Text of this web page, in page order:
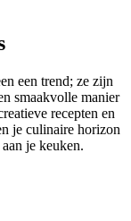
een trend; ze zijn
smaakvolle manier
recepten en
je culinaire horizon
je keuken.